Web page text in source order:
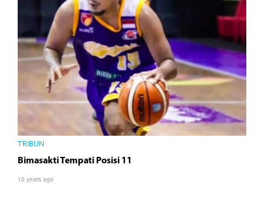
TRIBUN
Bimasakti Tempati Posisi 11
10 years ago